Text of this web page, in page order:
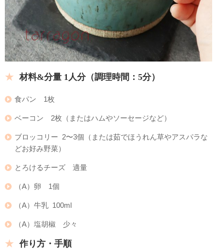
材料&分量 1人分（調理時間：5分）
食パン 1枚
ベーコン 2枚（またはハムやソーセージなど）
ブロッコリー 2〜3個（または茹でほうれん草やアスパラな
どお好み野菜）
とろけるチーズ 適量
（A）卵 1個
（A）牛乳 100ml
（A）塩胡椒 少々
作り方・手順